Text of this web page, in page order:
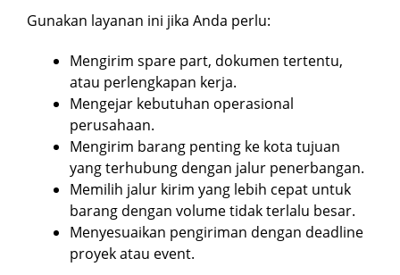
Gunakan layanan ini jika Anda perlu:
Mengirim spare part, dokumen tertentu,
atau perlengkapan kerja.
Mengejar kebutuhan operasional
perusahaan.
Mengirim barang penting ke kota tujuan
yang terhubung dengan jalur penerbangan.
Memilih jalur kirim yang lebih cepat untuk
barang dengan volume tidak terlalu besar.
Menyesuaikan pengiriman dengan deadline
proyek atau event.